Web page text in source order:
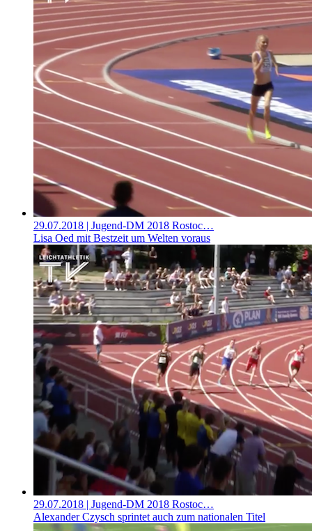
29.07.2018 | Jugend-DM 2018 Rostoc…
Lisa Oed mit Bestzeit um Welten voraus
29.07.2018 | Jugend-DM 2018 Rostoc…
Alexander Czysch sprintet auch zum nationalen Titel